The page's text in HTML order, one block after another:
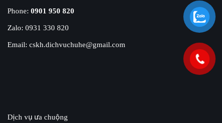
Phone: 0901 950 820
Zalo: 0931 330 820
Email: cskh.dichvuchuhe@gmail.com
Dịch vụ ưa chuộng